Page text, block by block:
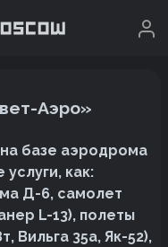
Аэро»
базе аэродрома
как:
Д-6, самолет
L-13), полеты
Вильга 35а, Як-52),